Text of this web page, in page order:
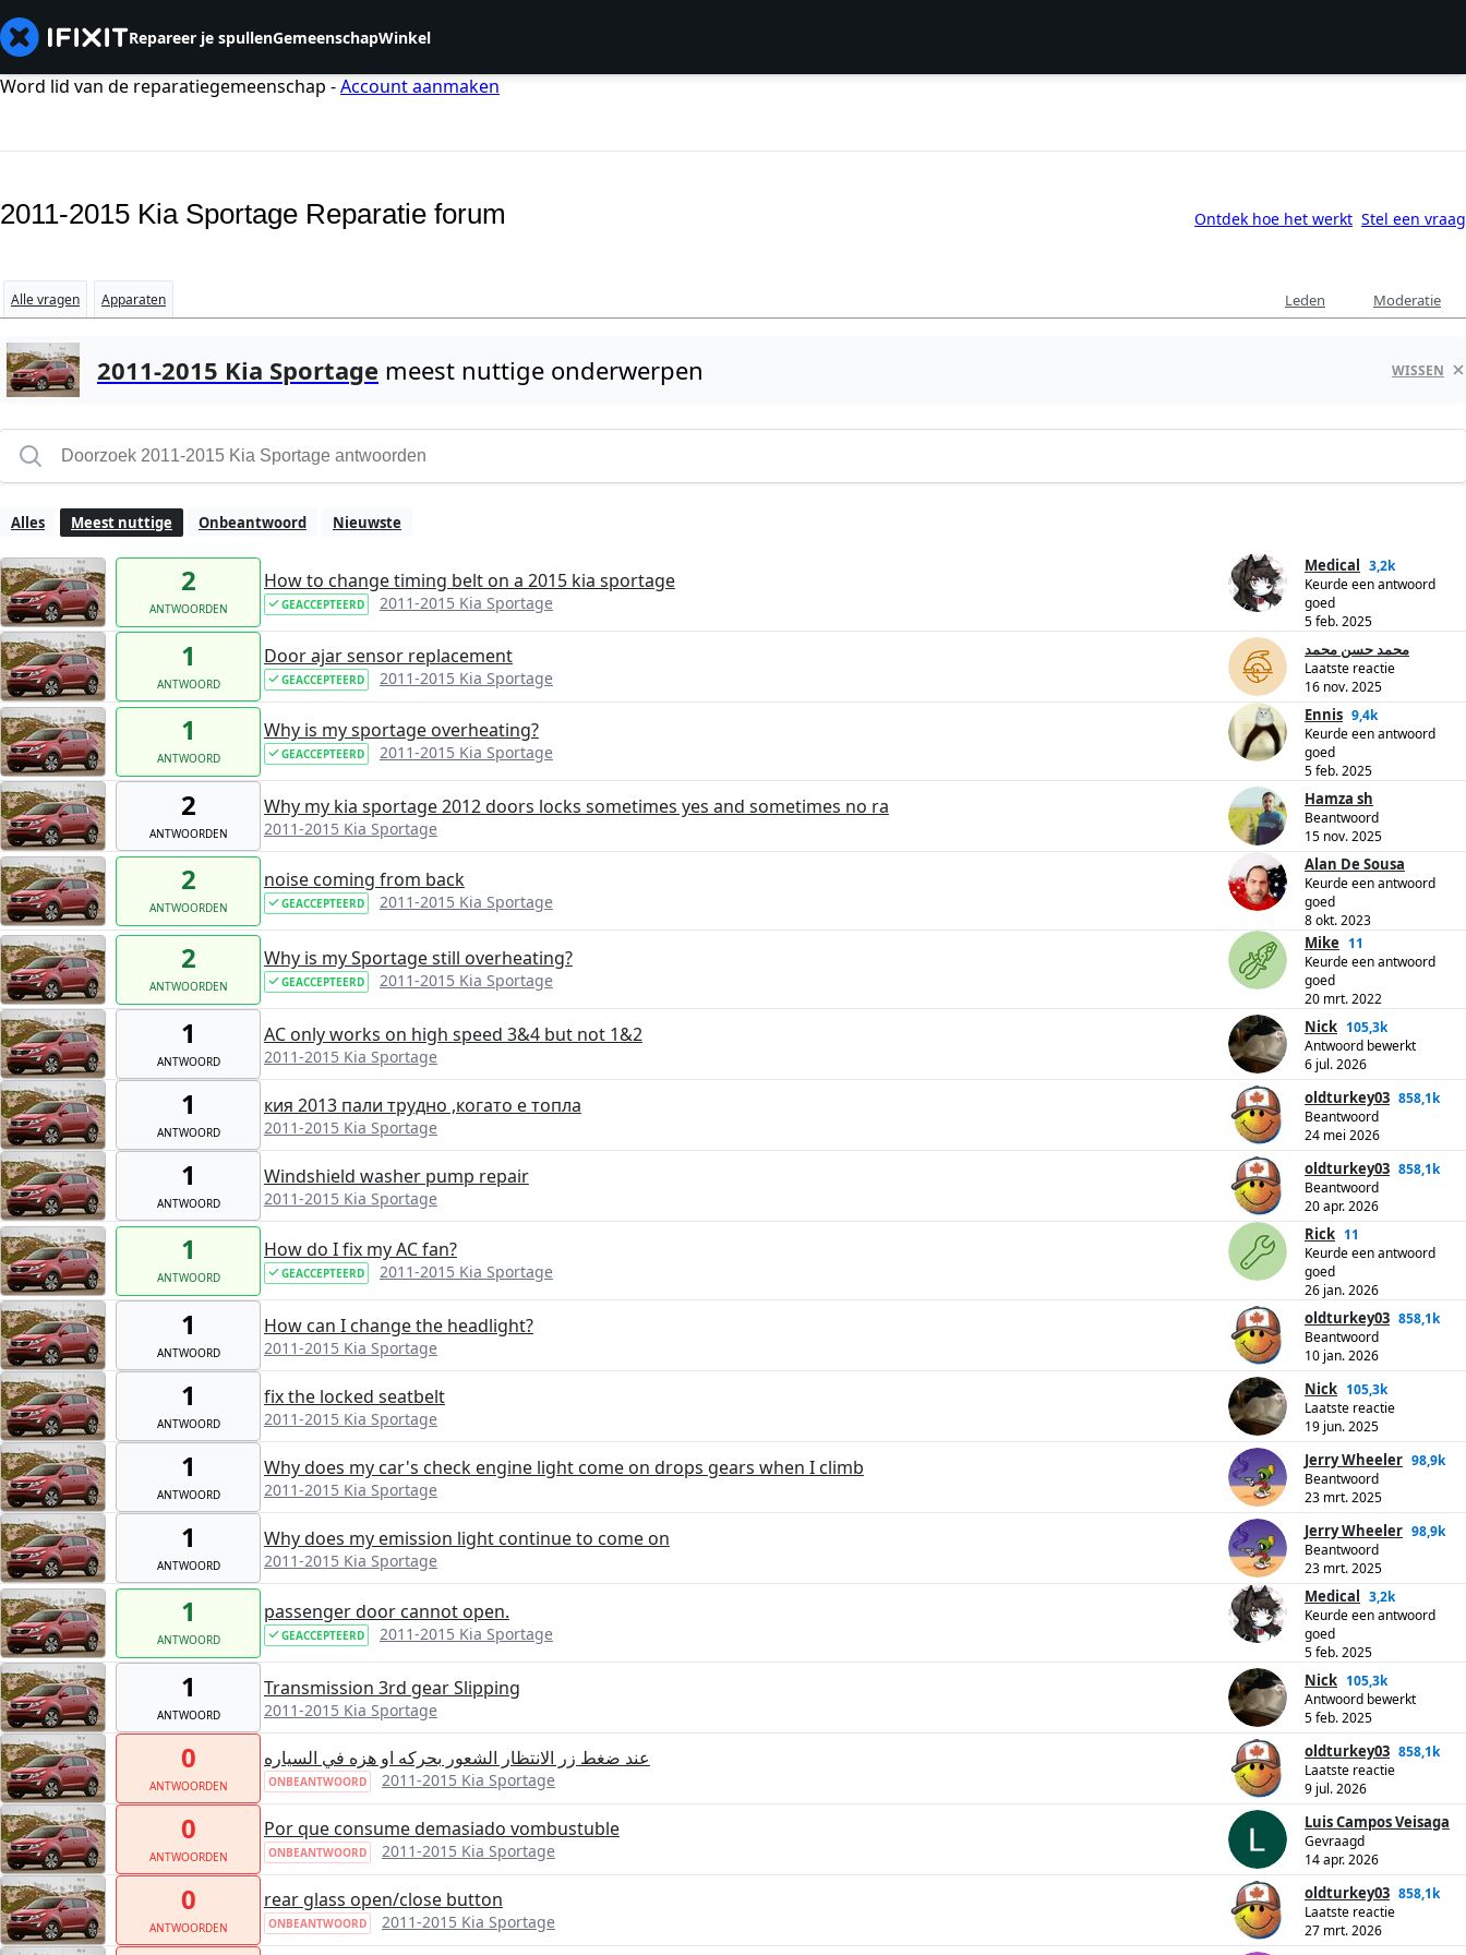
Repareer je spullenGemeenschapWinkel
Word lid van de reparatiegemeenschap -Account aanmaken
2011-2015 Kia Sportage Reparatie forum Ontdek hoe het werkt Stel een vraag
Alle vragen Apparaten Leden Moderatie
2011-2015 Kia Sportage meest nuttige onderwerpen WISSEN
Alles Meest nuttige Onbeantwoord Nieuwste
2
ANTWOORDEN
How to change timing belt on a 2015 kia sportage
GEACCEPTEERD 2011-2015 Kia Sportage
Medical 3,2k
Keurde een antwoord
goed
5 feb. 2025
1
ANTWOORD
Door ajar sensor replacement
GEACCEPTEERD 2011-2015 Kia Sportage
محمد حسن محمد
Laatste reactie
16 nov. 2025
1
ANTWOORD
Why is my sportage overheating?
GEACCEPTEERD 2011-2015 Kia Sportage
Ennis 9,4k
Keurde een antwoord
goed
5 feb. 2025
2
ANTWOORDEN
Why my kia sportage 2012 doors locks sometimes yes and sometimes no ra
2011-2015 Kia Sportage
Hamza sh
Beantwoord
15 nov. 2025
2
ANTWOORDEN
noise coming from back
GEACCEPTEERD 2011-2015 Kia Sportage
Alan De Sousa
Keurde een antwoord
goed
8 okt. 2023
2
ANTWOORDEN
Why is my Sportage still overheating?
GEACCEPTEERD 2011-2015 Kia Sportage
Mike 11
Keurde een antwoord
goed
20 mrt. 2022
1
ANTWOORD
AC only works on high speed 3&4 but not 1&2
2011-2015 Kia Sportage
Nick 105,3k
Antwoord bewerkt
6 jul. 2026
1
ANTWOORD
кия 2013 пали трудно ,когато е топла
2011-2015 Kia Sportage
oldturkey03 858,1k
Beantwoord
24 mei 2026
1
ANTWOORD
Windshield washer pump repair
2011-2015 Kia Sportage
oldturkey03 858,1k
Beantwoord
20 apr. 2026
1
ANTWOORD
How do I fix my AC fan?
GEACCEPTEERD 2011-2015 Kia Sportage
Rick 11
Keurde een antwoord
goed
26 jan. 2026
1
ANTWOORD
How can I change the headlight?
2011-2015 Kia Sportage
oldturkey03 858,1k
Beantwoord
10 jan. 2026
1
ANTWOORD
fix the locked seatbelt
2011-2015 Kia Sportage
Nick 105,3k
Laatste reactie
19 jun. 2025
1
ANTWOORD
Why does my car's check engine light come on drops gears when I climb
2011-2015 Kia Sportage
Jerry Wheeler 98,9k
Beantwoord
23 mrt. 2025
1
ANTWOORD
Why does my emission light continue to come on
2011-2015 Kia Sportage
Jerry Wheeler 98,9k
Beantwoord
23 mrt. 2025
1
ANTWOORD
passenger door cannot open.
GEACCEPTEERD 2011-2015 Kia Sportage
Medical 3,2k
Keurde een antwoord
goed
5 feb. 2025
1
ANTWOORD
Transmission 3rd gear Slipping
2011-2015 Kia Sportage
Nick 105,3k
Antwoord bewerkt
5 feb. 2025
0
ANTWOORDEN
عند ضغط زر الانتظار الشعور بحركه او هزه في السياره
ONBEANTWOORD 2011-2015 Kia Sportage
oldturkey03 858,1k
Laatste reactie
9 jul. 2026
0
ANTWOORDEN
Por que consume demasiado vombustuble
ONBEANTWOORD 2011-2015 Kia Sportage
Luis Campos Veisaga
Gevraagd
14 apr. 2026
0
ANTWOORDEN
rear glass open/close button
ONBEANTWOORD 2011-2015 Kia Sportage
oldturkey03 858,1k
Laatste reactie
27 mrt. 2026